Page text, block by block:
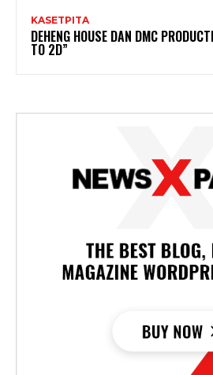
KASETPITA
DEHENG HOUSE DAN DMC
TO 2D”